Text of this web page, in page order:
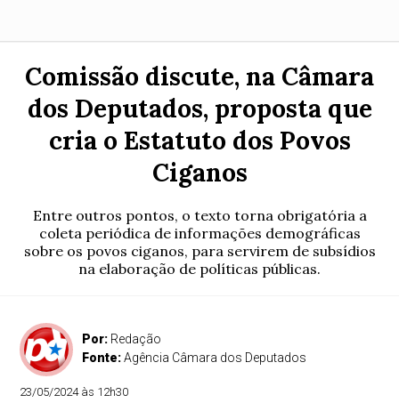
Comissão discute, na Câmara
dos Deputados, proposta que
cria o Estatuto dos Povos
Ciganos
Entre outros pontos, o texto torna obrigatória a
coleta periódica de informações demográficas
sobre os povos ciganos, para servirem de subsídios
na elaboração de políticas públicas.
Por: Redação
Fonte:Agência Câmara dos Deputados
23/05/2024 às 12h30